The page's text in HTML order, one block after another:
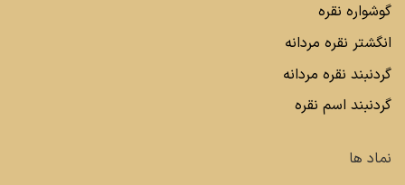
گوشواره نقره
انگشتر نقره مردانه
گردنبند نقره مردانه
گردنبند اسم نقره
نماد ها